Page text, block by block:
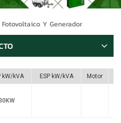
Y Generador
kW/kVA ESP kW/kVA Motor